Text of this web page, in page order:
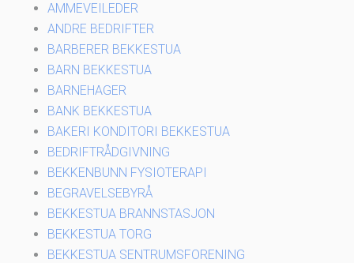
AMMEVEILEDER
ANDRE BEDRIFTER
BARBERER BEKKESTUA
BARN BEKKESTUA
BARNEHAGER
BANK BEKKESTUA
BAKERI KONDITORI BEKKESTUA
BEDRIFTRÅDGIVNING
BEKKENBUNN FYSIOTERAPI
BEGRAVELSEBYRÅ
BEKKESTUA BRANNSTASJON
BEKKESTUA TORG
BEKKESTUA SENTRUMSFORENING